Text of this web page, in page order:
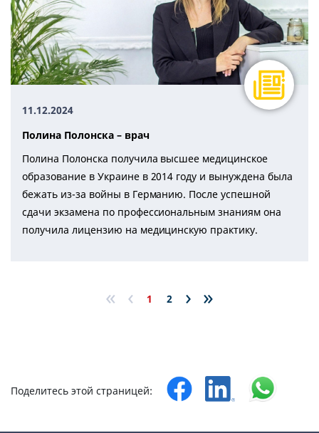
11.12.2024
Полина Полонска – врач
Полина Полонска получила высшее медицинское
образование в Украине в 2014 году и вынуждена была
бежать из-за войны в Германию. После успешной
сдачи экзамена по профессиональным знаниям она
получила лицензию на медицинскую практику.
« ‹ 1 2 › »
Поделитесь этой страницей: